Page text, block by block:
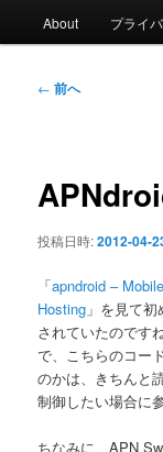
メ
About プライ
投
ー
ョ
← 前へ
投稿日時:2012-04-
「apndroid –
Hosting 」を見て
されていたのです
で、こちらのコー
のかは、きちんと
制御したい場合に
ちなみに、APN